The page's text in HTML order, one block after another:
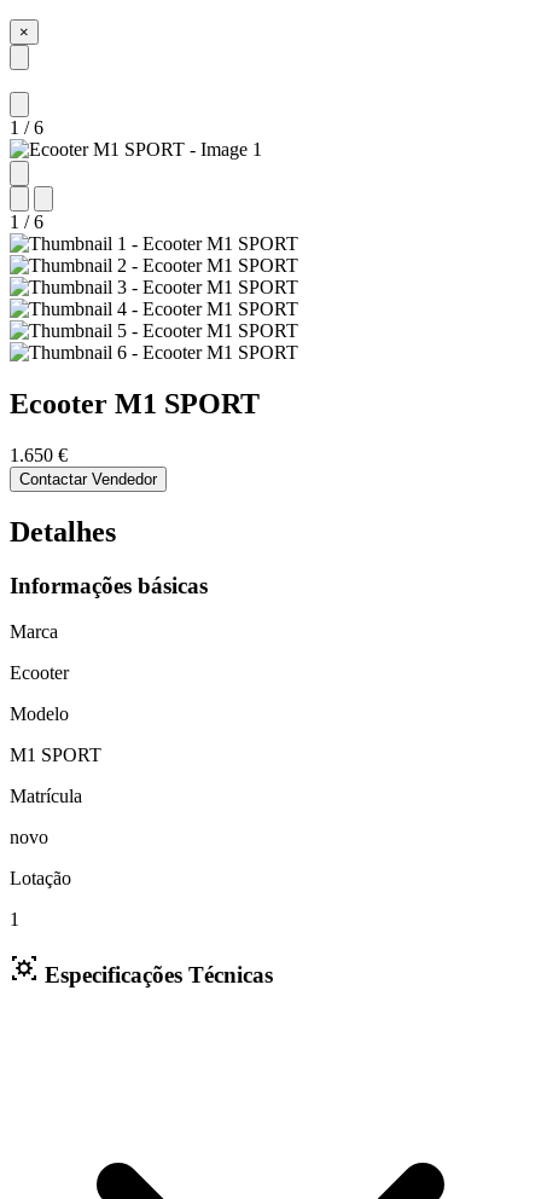
×
1 / 6
1 / 6
Ecooter M1 SPORT
1.650 €
Contactar Vendedor
Detalhes
Informações básicas
Marca
Ecooter
Modelo
M1 SPORT
Matrícula
novo
Lotação
1
Especificações Técnicas